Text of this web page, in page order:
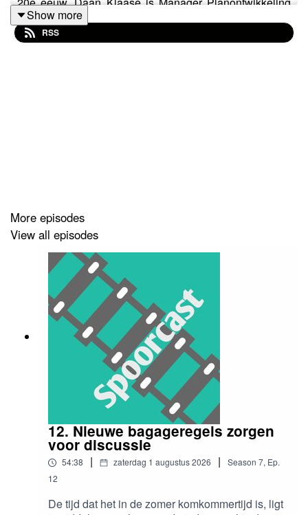
bij NS Stations en heeft zich tijdens zijn werk door de
jaren heen verdiept in de historie van de treinstations in
Nieuwsbericht van ProRail over het vertrek van
John Voppen
Bericht van NS over de jaarcijfers van 2025
Uitleg van NS over de succesvolle proef me de
planning van kleine reparaties en de nieuwe proef
met de lengte van treinen
Artikel van RTV Noord over het besluit dat Arriva
de Sprinters tussen Zwolle en Groningen niet mag
overnemen.
Volg de Spoorcast op Instagram.
Show more
RSS
More episodes
View all episodes
12. Nieuwe bagageregels zorgen
voor discussie
54:38 | zaterdag 1 augustus 2026 | Season 7, Ep.
12
De tijd dat het in de zomer komkommertijd is, ligt